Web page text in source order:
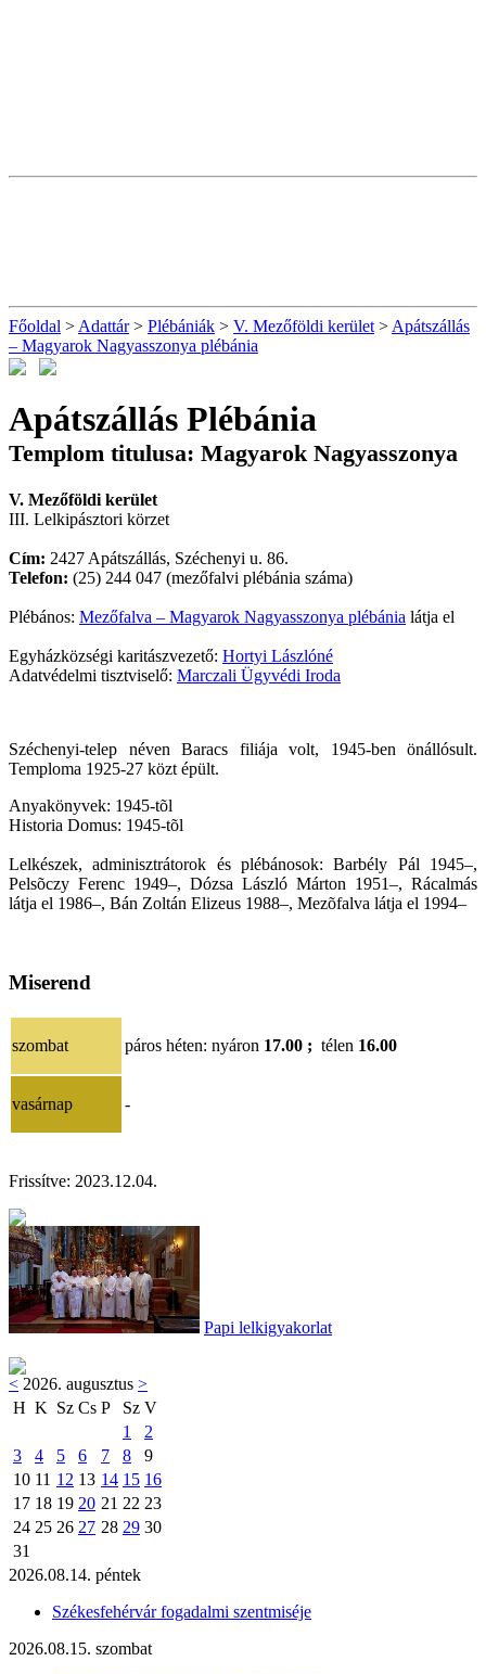
Főoldal > Adattár> Plébániák > V. Mezőföldi kerület > Apátszállás
– Magyarok Nagyasszonya plébánia
Apátszállás Plébánia
Templom titulusa: Magyarok Nagyasszonya
V. Mezőföldi kerület
III. Lelkipásztori körzet
Cím: 2427 Apátszállás, Széchenyi u. 86.
Telefon: (25) 244 047 (mezőfalvi plébánia száma)
Plébános: Mezőfalva – Magyarok Nagyasszonya plébánia látja el
Egyházközségi karitászvezető: Hortyi Lászlóné
Adatvédelmi tisztviselő: Marczali Ügyvédi Iroda
Széchenyi-telep néven Baracs filiája volt, 1945-ben önállósult.
Temploma 1925-27 közt épült.
Anyakönyvek: 1945-tõl
Historia Domus: 1945-tõl
Lelkészek, adminisztrátorok és plébánosok: Barbély Pál 1945–,
Pelsõczy Ferenc 1949–, Dózsa László Márton 1951–, Rácalmás
látja el 1986–, Bán Zoltán Elizeus 1988–, Mezõfalva látja el 1994–
Miserend
szombat páros héten: nyáron 17.00 ; télen 16.00
vasárnap -
Frissítve: 2023.12.04.
Papi lelkigyakorlat
< 2026. augusztus >
H K Sz Cs P Sz V
1
2
3
4 5 6 7 8
9
10 11 12 13 14 15 16
17 18 19 20 21 22 23
24 25 26 27 28 29 30
31
2026.08.14. péntek
Székesfehérvár fogadalmi szentmiséje
2026.08.15. szombat